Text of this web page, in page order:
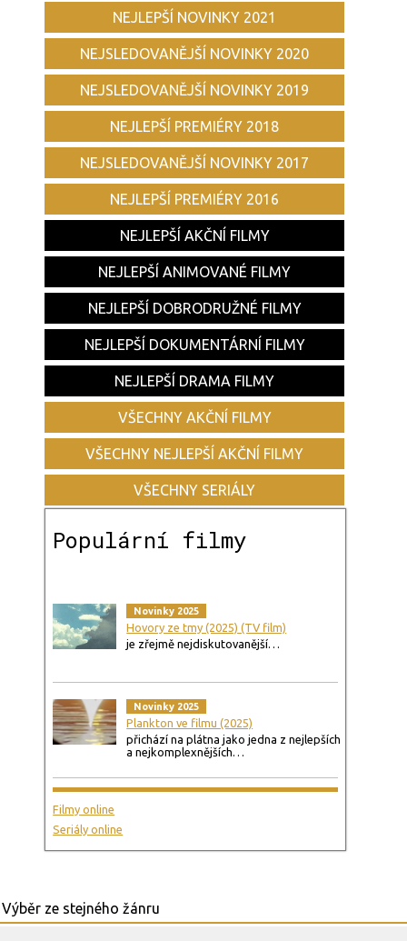
NEJLEPŠÍ NOVINKY 2021
NEJSLEDOVANĚJŠÍ NOVINKY 2020
NEJSLEDOVANĚJŠÍ NOVINKY 2019
NEJLEPŠÍ PREMIÉRY 2018
NEJSLEDOVANĚJŠÍ NOVINKY 2017
NEJLEPŠÍ PREMIÉRY 2016
NEJLEPŠÍ AKČNÍ FILMY
NEJLEPŠÍ ANIMOVANÉ FILMY
NEJLEPŠÍ DOBRODRUŽNÉ FILMY
NEJLEPŠÍ DOKUMENTÁRNÍ FILMY
NEJLEPŠÍ DRAMA FILMY
VŠECHNY AKČNÍ FILMY
VŠECHNY NEJLEPŠÍ AKČNÍ FILMY
VŠECHNY SERIÁLY
Populární filmy
Novinky 2025
Hovory ze tmy (2025) (TV film)
je zřejmě nejdiskutovanější…
Novinky 2025
Plankton ve filmu (2025)
přichází na plátna jako jedna z nejlepších
a nejkomplexnějších…
Filmy online
Seriály online